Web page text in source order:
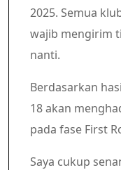
2025. Semua
wajib mengirim
nanti.
Berdasarkan
18 akan
pada fase First
Saya cukup